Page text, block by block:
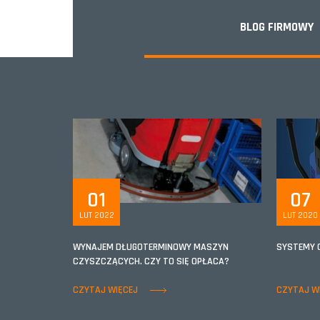
BLOG FIRMOWY
01
LUT 2022
WYNAJEM DŁUGOTERMINOWY MASZYN
CZYSZCZĄCYCH. CZY TO SIĘ OPŁACA?
CZYTAJ WIĘCEJ
07
LUT 2020
SYSTEMY
CZYTAJ